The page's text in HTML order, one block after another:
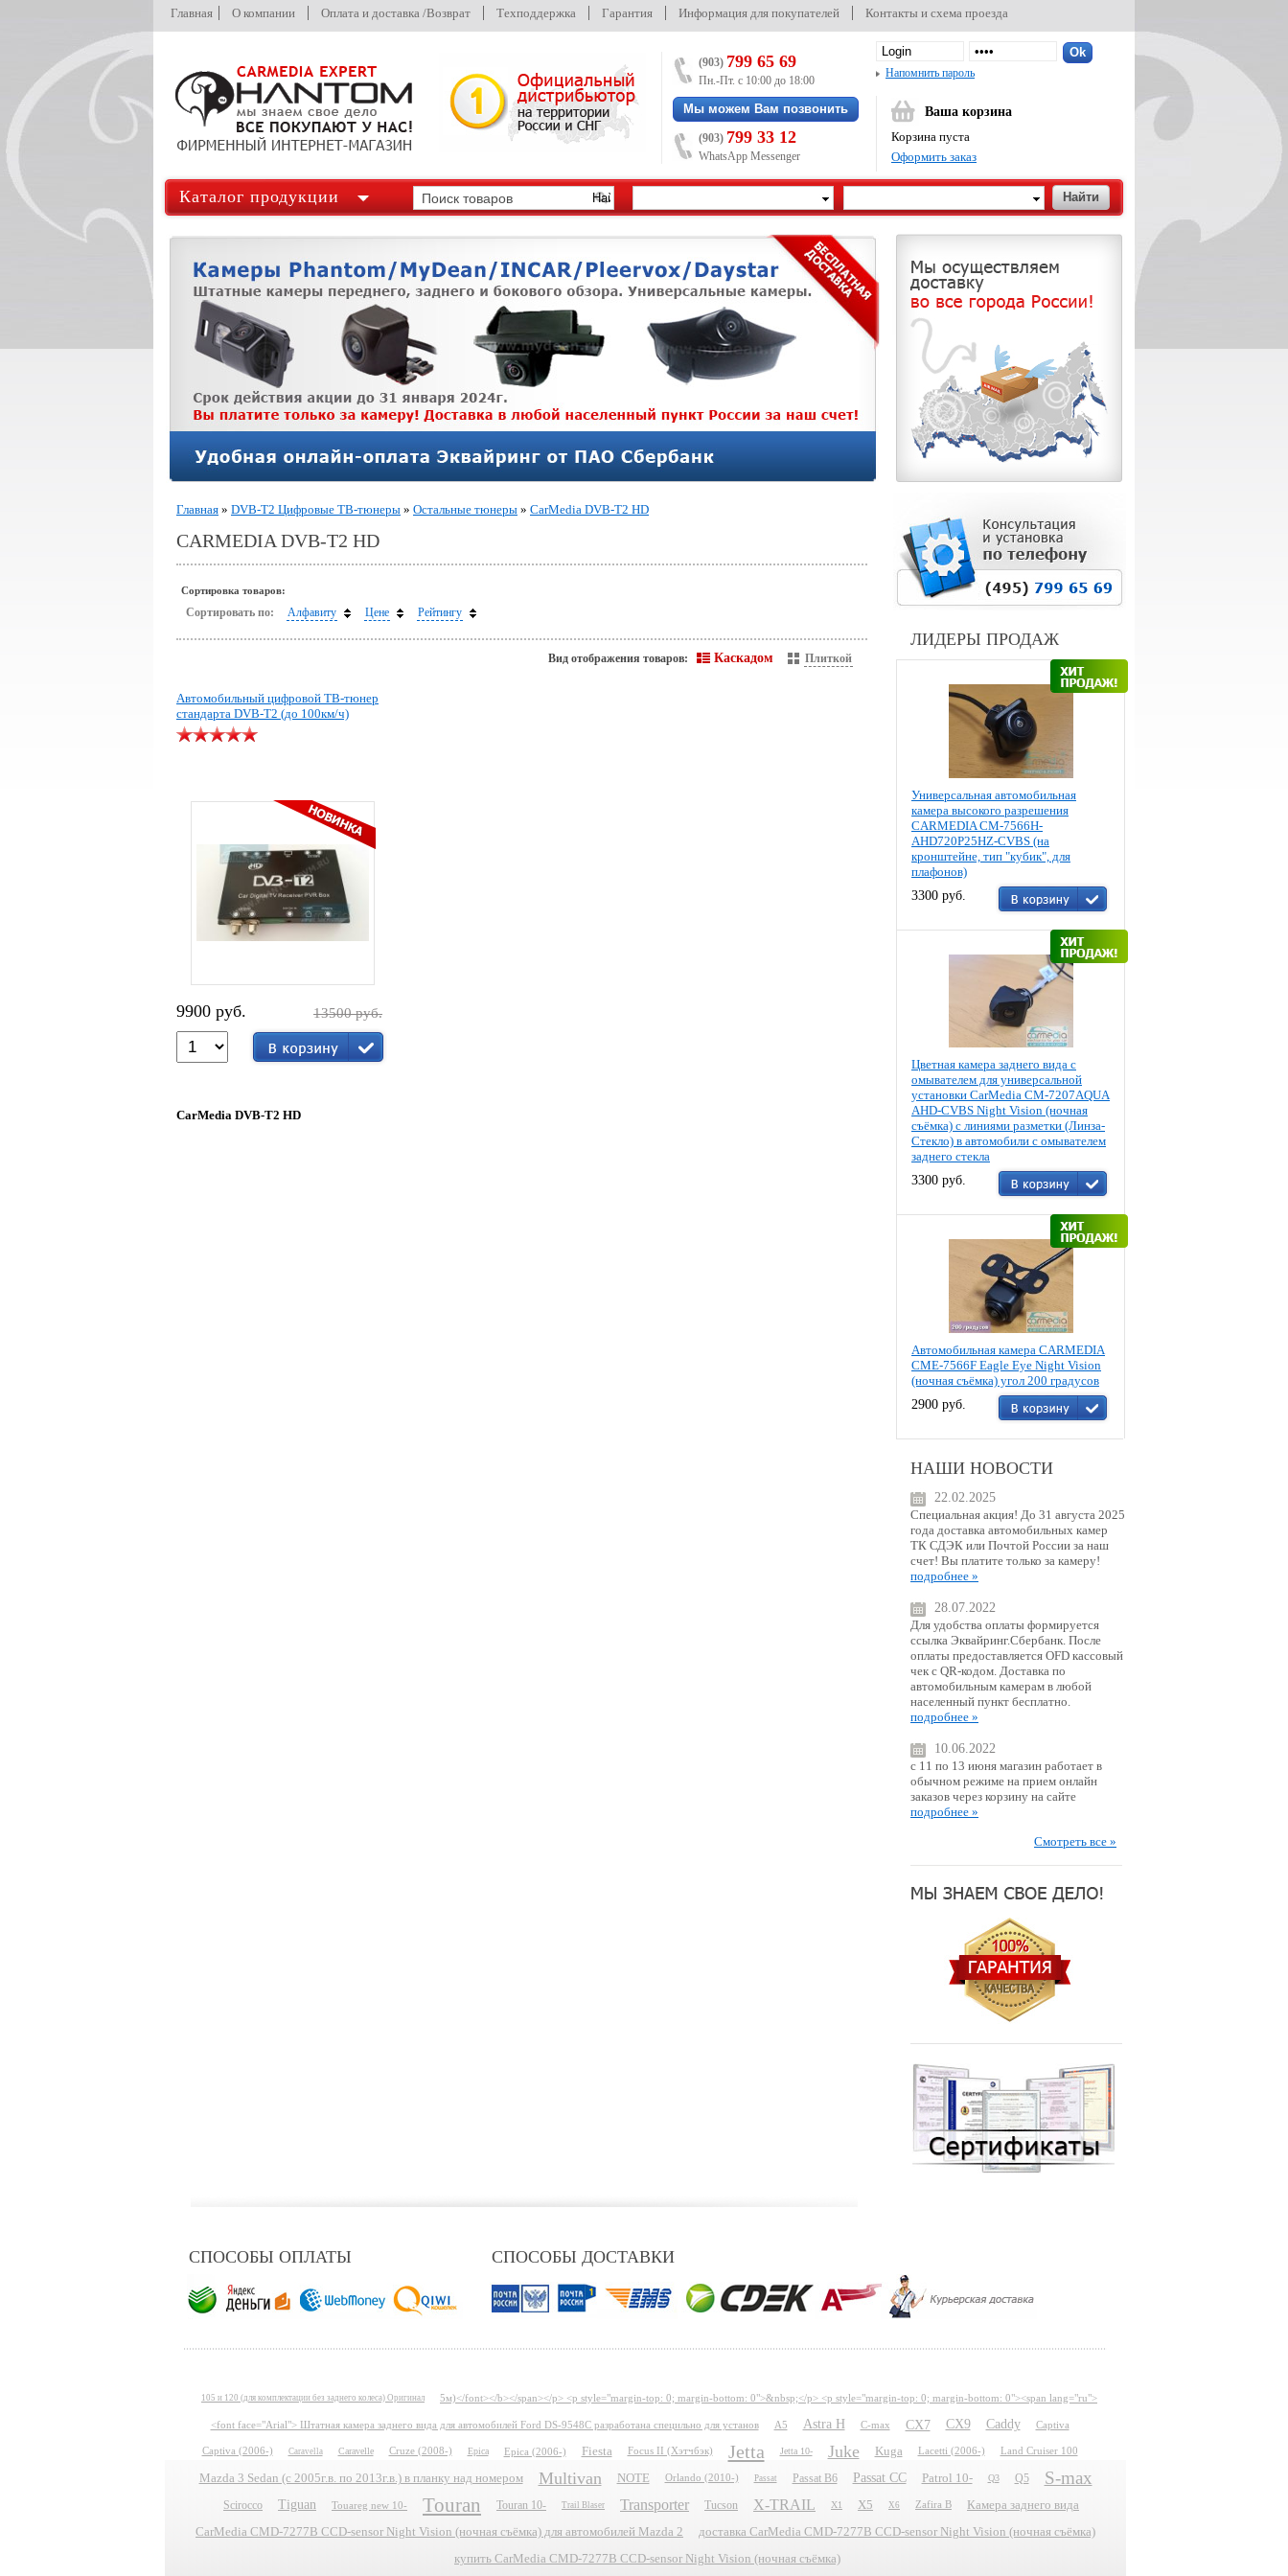
Главная О компании Оплата и доставка /Возврат Техподдержка Гарантия Информация для покупателей Контакты и схема проезда
(903) 799 65 69
Пн.-Пт. с 10:00 до 18:00
Мы можем Вам позвонить
(903) 799 33 12
WhatsApp Messenger
Напомнить пароль
Ваша корзина
Корзина пуста
Оформить заказ
Каталог продукции
ЛИДЕРЫ ПРОДАЖ
Универсальная автомобильная
камера высокого разрешения
CARMEDIA CM-7566H-
AHD720P25HZ-CVBS (на
кронштейне, тип "кубик", для
плафонов)
3300 руб.
Цветная камера заднего вида c
омывателем для универсальной
установки CarMedia CM-7207AQUA
AHD-CVBS Night Vision (ночная
съёмка) с линиями разметки (Линза-
Стекло) в автомобили с омывателем
заднего стекла
3300 руб.
Автомобильная камера CARMEDIA
CME-7566F Eagle Eye Night Vision
(ночная съёмка) угол 200 градусов
2900 руб.
НАШИ НОВОСТИ
22.02.2025
Специальная акция! До 31 августа 2025
года доставка автомобильных камер
ТК СДЭК или Почтой России за наш
счет! Вы платите только за камеру!
подробнее »
28.07.2022
Для удобства оплаты формируется
ссылка Эквайринг.Сбербанк. После
оплаты предоставляется OFD кассовый
чек с QR-кодом. Доставка по
автомобильным камерам в любой
населенный пункт бесплатно.
подробнее »
10.06.2022
с 11 по 13 июня магазин работает в
обычном режиме на прием онлайн
заказов через корзину на сайте
подробнее »
Смотреть все »
Главная » DVB-T2 Цифровые ТВ-тюнеры » Остальные тюнеры » CarMedia DVB-T2 HD
CARMEDIA DVB-T2 HD
Сортировка товаров:
Сортировать по: Алфавиту Цене Рейтингу
Вид отображения товаров: Каскадом Плиткой
Автомобильный цифровой ТВ-тюнер
стандарта DVB-T2 (до 100км/ч)
9900 руб. 13500 руб.
CarMedia DVB-T2 HD
СПОСОБЫ ОПЛАТЫ СПОСОБЫ ДОСТАВКИ
105 и 120 (для комплектации без заднего колеса) Оригинал 5м)</font></b></span></p> <p style="margin-top: 0; margin-bottom: 0">&nbsp;</p> <p style="margin-top: 0; margin-bottom: 0"><span lang="ru">
<font face="Arial"> Штатная камера заднего вида для автомобилей Ford DS-9548C разработана специльно для установ A5 Astra H C-max CX7 CX9 Caddy Captiva
Captiva (2006-) Caravella Caravelle Cruze (2008-) Epica Epica (2006-) Fiesta Focus II (Хэтчбэк) Jetta Jetta 10- Juke Kuga Lacetti (2006-) Land Cruiser 100
Mazda 3 Sedan (с 2005г.в. по 2013г.в.) в планку над номером Multivan NOTE Orlando (2010-) Passat Passat B6 Passat CC Patrol 10- Q3 Q5 S-max
Scirocco Tiguan Touareg new 10- Touran Touran 10- Trail Blaser Transporter Tucson X-TRAIL X1 X5 X6 Zafira B
Камера заднего вида
CarMedia CMD-7277B CCD-sensor Night Vision (ночная съёмка) для автомобилей Mazda 2
доставка CarMedia CMD-7277B CCD-sensor Night Vision (ночная съёмка)
купить CarMedia CMD-7277B CCD-sensor Night Vision (ночная съёмка)